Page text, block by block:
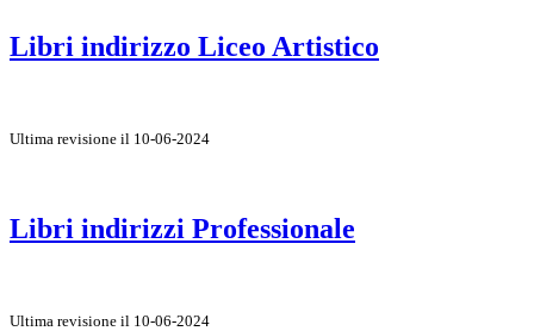
Libri indirizzo Liceo Artistico
Ultima revisione il 10-06-2024
Libri indirizzi Professionale
Ultima revisione il 10-06-2024